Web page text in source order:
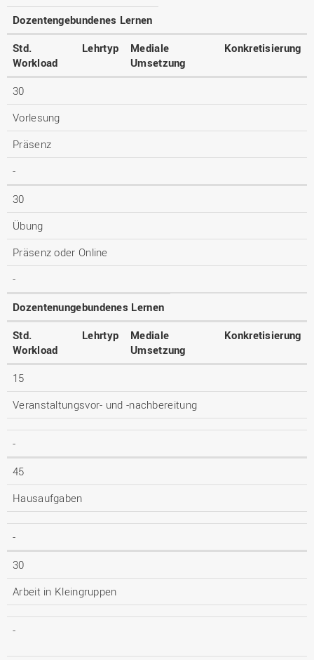
Dozentengebundenes Lernen
Std.
Workload
Lehrtyp
Mediale
Umsetzung
Konkretisierung
30
Vorlesung
Präsenz
-
30
Übung
Präsenz oder Online
-
Dozentenungebundenes Lernen
Std.
Workload
Lehrtyp
Mediale
Umsetzung
Konkretisierung
15
Veranstaltungsvor- und -nachbereitung
-
45
Hausaufgaben
-
30
Arbeit in Kleingruppen
-